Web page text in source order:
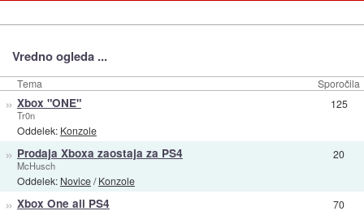
Vredno ogleda ...
Tema Sporočila
» Xbox "ONE"
Tr0n
Oddelek: Konzole
125
» Prodaja Xboxa zaostaja za PS4
McHusch
Oddelek: Novice/Konzole
20
» Xbox One ali PS4 70